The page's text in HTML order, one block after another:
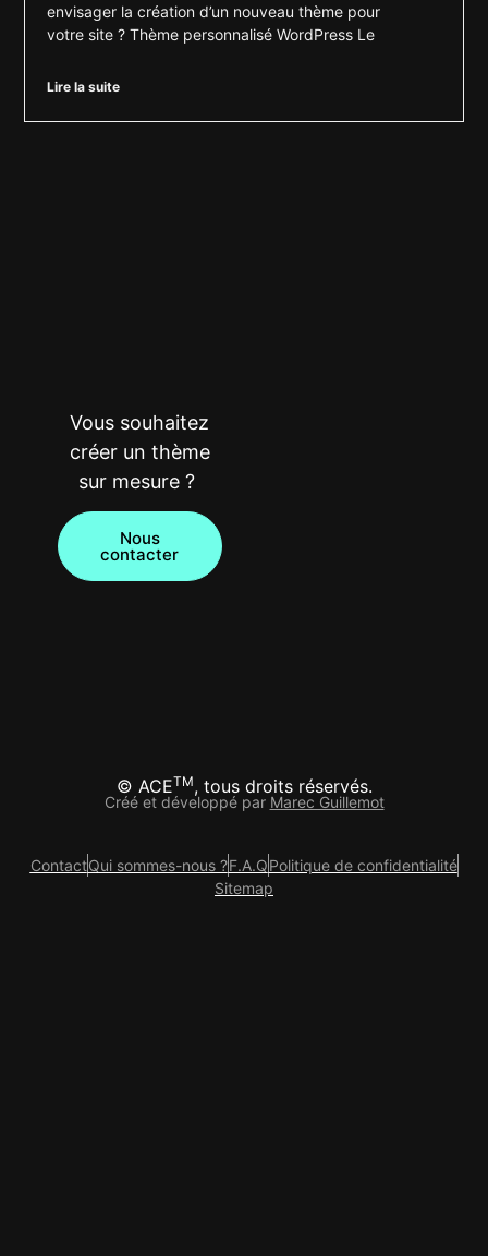
envisager la création d’un nouveau thème pour
votre site ? Thème personnalisé WordPress Le
Lire la suite
Vous souhaitez
créer un thème
sur mesure ?
Nous
contacter
© ACETM, tous droits réservés.
Créé et développé par Marec Guillemot
ContactQui sommes-nous ?F.A.QPolitique de confidentialité
Sitemap